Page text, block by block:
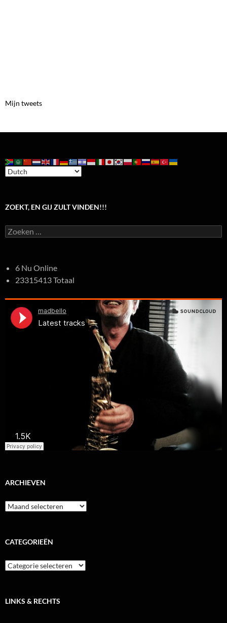
Mijn tweets
ZOEKT, EN GIJ ZULT VINDEN!!!
Zoeken
naar:
6 Nu Online
23315413 Totaal
ARCHIEVEN
Archieven
CATEGORIEËN
Categorieën
LINKS & RECHTS